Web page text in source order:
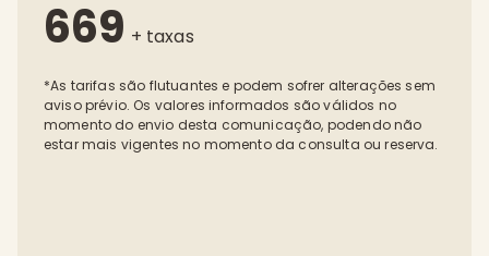
669 + taxas
*As tarifas são flutuantes e podem sofrer alterações sem
aviso prévio. Os valores informados são válidos no
momento do envio desta comunicação, podendo não
estar mais vigentes no momento da consulta ou reserva.